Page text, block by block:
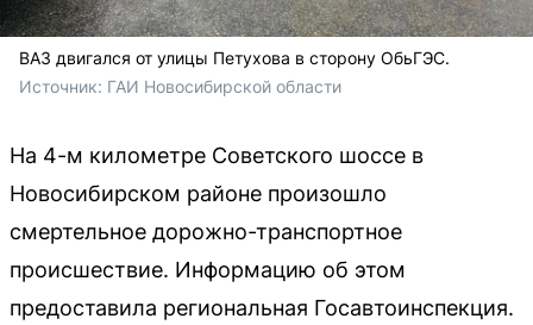
ВАЗ двигался от улицы Петухова в сторону ОбьГЭС.
Источник: ГАИ Новосибирской области
На 4-м километре Советского шоссе в
Новосибирском районе произошло
смертельное дорожно-транспортное
происшествие. Информацию об этом
предоставила региональная Госавтоинспекция.